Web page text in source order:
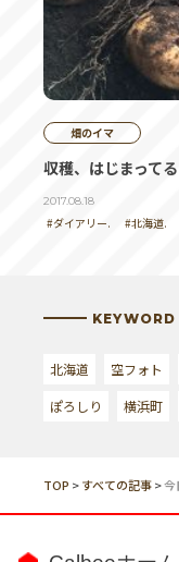
畑のイマ
収穫、はじまってる
2017.08.18
#ダイアリー. #北海道.
KEYWORD
北海道 空フォト
ぽろしり
横浜町
TOP >すべての記事>今